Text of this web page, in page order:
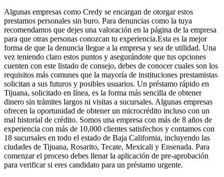
Algunas empresas como Credy se encargan de otorgar estos
prestamos personales sin buro. Para denuncias como la tuya
recomendamos que dejes una valoración en la página de la empresa
para que otras personas conozcan tu experiencia.Esta es la mejor
forma de que la denuncia llegue a la empresa y sea de utilidad. Una
vez teniendo claro estos puntos y asegurándote que tus opciones
cuenten con este listado de consejo, debes de conocer cuales son los
requisitos más comunes que la mayoría de instituciones prestamistas
solicitan a sus futuros y posibles usuarios. Un préstamo rápido en
Tijuana, solicitado en línea, es la forma más sencilla de obtener
dinero sin trámites largos ni visitas a sucursales. Algunas empresas
ofrecen la oportunidad de obtener un microcrédito incluso con un
mal historial de crédito. Somos una empresa con más de 8 años de
experiencia con más de 10,000 clientes satisfechos y contamos con
18 sucursales en todo el estado de Baja California, incluyendo las
ciudades de Tijuana, Rosarito, Tecate, Mexicali y Ensenada. Para
comenzar el proceso debes llenar la aplicación de pre-aprobación
para verificar si eres candidato para un préstamo urgente.